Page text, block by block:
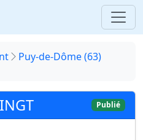
Puy-de-Dôme (63)
Publié